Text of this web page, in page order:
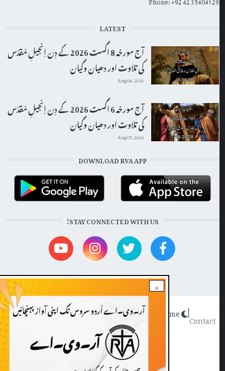
×
LATEST
آج مورخہ 8 اگست 2026 کے دِن اِنجیلِ مُقدّس
کی تلاوت اور دھیان وگیان
Aug 08, 2026
آج مورخہ 6 اگست 2026 کے دِن اِنجیلِ مُقدّس
کی تلاوت اور دھیان وگیان
Aug 07, 2026
DOWNLOAD RVA APP
STAY CONNECTED WITH US!
Radio Veritas Asia © 2022
Contact
Dark theme